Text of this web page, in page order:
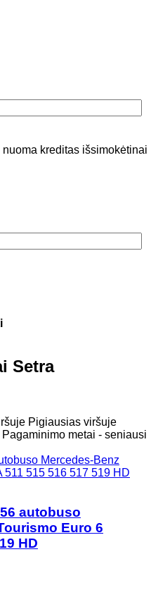
kreditas išsimokėtinai
Setra
Pigiausias viršuje
Pagaminimo metai - seniausi
autobuso
Euro 6
HD